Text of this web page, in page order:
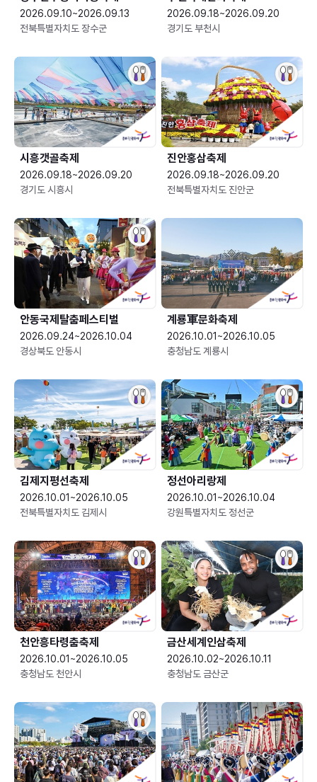
2026.09.10~2026.09.13
전북특별자치도 장수군
2026.09.18~2026.09.20
경기도 부천시
시흥갯골축제
2026.09.18~2026.09.20
경기도 시흥시
진안홍삼축제
2026.09.18~2026.09.20
전북특별자치도 진안군
안동국제탈춤페스티벌
2026.09.24~2026.10.04
경상북도 안동시
2026.10.01~2026.10.05
충청남도 계룡시
김제지평선축제
2026.10.01~2026.10.05
전북특별자치도 김제시
정선아리랑제
2026.10.01~2026.10.04
강원특별자치도 정선군
천안흥타령춤축제
2026.10.01~2026.10.05
충청남도 천안시
금산세계인삼축제
2026.10.02~2026.10.11
충청남도 금산군